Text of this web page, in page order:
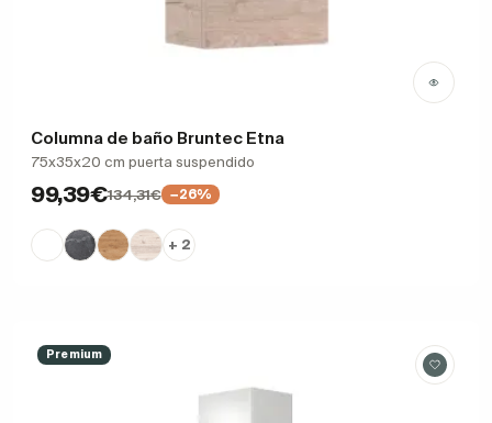
Columna de baño Bruntec Etna
75x35x20 cm puerta suspendido
99,39€134,31€ −26%
+ 2
Premium